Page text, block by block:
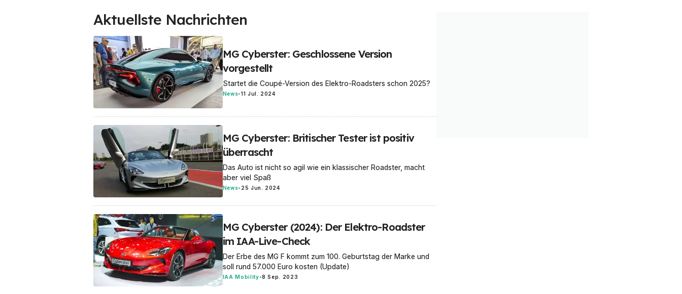
Aktuellste Nachrichten
MG Cyberster: Geschlossene Version
vorgestellt
Startet die Coupé-Version des Elektro-Roadsters schon 2025?
News-11 Jul. 2024
MG Cyberster: Britischer Tester ist positiv
überrascht
Das Auto ist nicht so agil wie ein klassischer Roadster, macht
aber viel Spaß
News- 25 Jun. 2024
MG Cyberster (2024): Der Elektro-Roadster
im IAA-Live-Check
Der Erbe des MG F kommt zum 100. Geburtstag der Marke und
soll rund 57.000 Euro kosten (Update)
IAA Mobility-8 Sep. 2023